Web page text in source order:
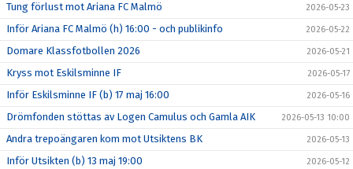
Tung förlust mot Ariana FC Malmö 2026-05-23
Inför Ariana FC Malmö (h) 16:00 - och publikinfo 2026-05-22
Domare Klassfotbollen 2026 2026-05-21
Kryss mot Eskilsminne IF 2026-05-17
Inför Eskilsminne IF (b) 17 maj 16:00 2026-05-16
Drömfonden stöttas av Logen Camulus och Gamla AIK 2026-05-13 10:00
Andra trepoängaren kom mot Utsiktens BK 2026-05-13
Inför Utsikten (b) 13 maj 19:00 2026-05-12